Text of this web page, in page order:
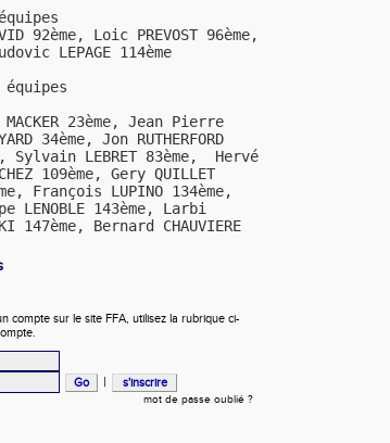
92ème, Loic PREVOST 96ème,
LEPAGE 114ème
23ème, Jean Pierre
34ème, Jon RUTHERFORD
Sylvain LEBRET 83ème, Hervé
109ème, Gery QUILLET
François LUPINO 134ème,
LENOBLE 143ème, Larbi
147ème, Bernard CHAUVIERE
compte sur le site FFA, utilisez la rubrique ci-
|
mot de passe oublié ?